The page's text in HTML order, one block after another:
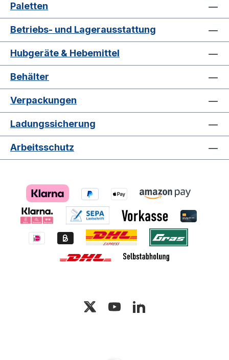
Paletten
Betriebs- und Lagerausstattung
Hubgeräte & Hebemittel
Behälter
Verpackungen
Ladungssicherung
Arbeitsschutz